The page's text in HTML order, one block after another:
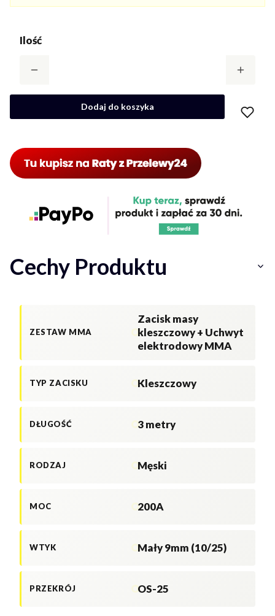
Ilość
Dodaj do koszyka
Cechy Produktu
ZESTAW MMA
Zacisk masy
kleszczowy + Uchwyt
elektrodowy MMA
TYP ZACISKU Kleszczowy
DŁUGOŚĆ 3 metry
RODZAJ Męski
MOC 200A
WTYK Mały 9mm (10/25)
PRZEKRÓJ OS-25